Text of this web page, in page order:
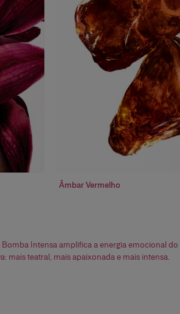
Âmbar Vermelho
Intensa amplifica a energia emocional
mais teatral, mais apaixonada e mais intensa.